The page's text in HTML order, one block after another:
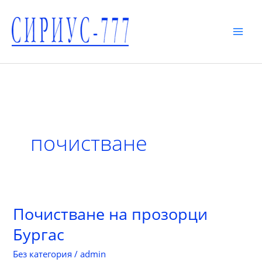
content
почистване
Почистване на прозорци
Бургас
Без категория /admin